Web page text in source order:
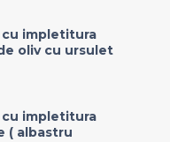
impletitura
oliv cu ursulet
impletitura
( albastru